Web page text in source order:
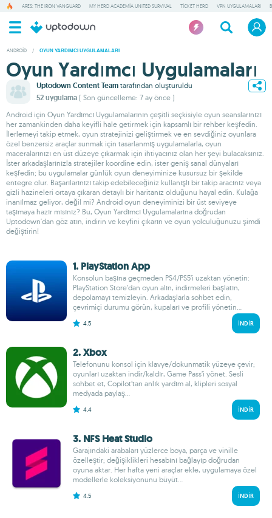
ARES: THE IRON VANGUARD MY HERO ACADEMIA UNITED SURVIVAL TICKET HERO VPN UYGULAMALARI
ANDROID / OYUN YARDIMCI UYGULAMALARI
Oyun Yardımcı Uygulamaları
Uptodown Content Team tarafından oluşturuldu
52 uygulama ( Son güncelleme: 7 ay önce )
Android için Oyun Yardımcı Uygulamalarının çeşitli seçkisiyle oyun seanslarınızı
her zamankinden daha keyifli hale getirmek için kapsamlı bir rehber keşfedin.
İlerlemeyi takip etmek, oyun stratejinizi geliştirmek ve en sevdiğiniz oyunlara
özel benzersiz araçlar sunmak için tasarlanmış uygulamalarla, oyun
maceralarınızı en üst düzeye çıkarmak için ihtiyacınız olan her şeyi bulacaksınız.
İster arkadaşlarınızla stratejiler koordine edin, ister geniş sanal dünyaları
keşfedin; bu uygulamalar günlük oyun deneyiminize kusursuz bir şekilde
entegre olur. Başarılarınızı takip edebileceğiniz kullanışlı bir takip aracınız veya
gizli hazineleri ortaya çıkaran detaylı bir haritanız olduğunu hayal edin. Kulağa
inanılmaz geliyor, değil mi? Android oyun deneyiminizi bir üst seviyeye
taşımaya hazır mısınız? Bu, Oyun Yardımcı Uygulamalarına doğrudan
Uptodown'dan göz atın, indirin ve keyfini çıkarın ve oyun yolculuğunuzu şimdi
değiştirin!
1. PlayStation App
Konsolun başına geçmeden PS4/PS5’i uzaktan yönetin:
PlayStation Store’dan oyun alın, indirmeleri başlatın,
depolamayı temizleyin. Arkadaşlarla sohbet edin,
çevrimiçi durumu görün, kupaları ve profili yönetin...
4.5 İNDIR
2. Xbox
Telefonunu konsol için klavye/dokunmatik yüzeye çevir;
oyunları uzaktan indir/kaldır, Game Pass’i yönet. Sesli
sohbet et, Copilot’tan anlık yardım al, klipleri sosyal
medyada paylaş...
4.4 İNDIR
3. NFS Heat Studio
Garajındaki arabaları yüzlerce boya, parça ve vinille
özelleştir; değişiklikleri hesabını bağlayıp doğrudan
oyuna aktar. Her hafta yeni araçlar ekle, uygulamaya özel
modellerle koleksiyonunu büyüt...
4.5 İNDIR